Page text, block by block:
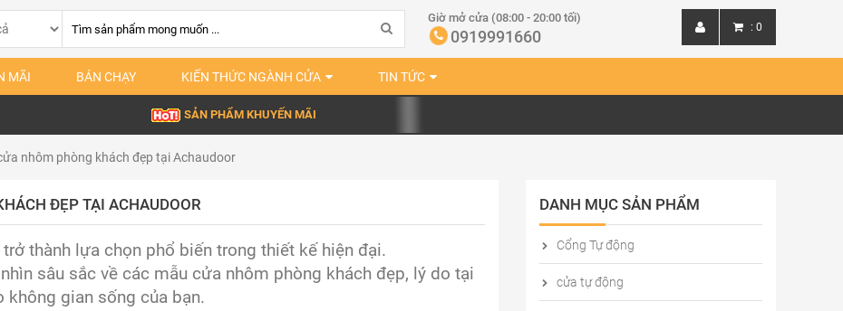
Giờ mở cửa (08:00 - 20:00 tối)
0919991660 : 0
MÃI BÁN CHẠY KIẾN THỨC NGÀNH CỬA TIN TỨC
SẢN PHẨM KHUYẾN MÃI
nhôm phòng khách đẹp tại Achaudoor
ĐẸP TẠI ACHAUDOOR
thành lựa chọn phổ biến trong thiết kế hiện đại.
sâu sắc về các mẫu cửa nhôm phòng khách đẹp, lý do tại
không gian sống của bạn.
DANH MỤC SẢN PHẨM
Cổng Tự động
cửa tự động